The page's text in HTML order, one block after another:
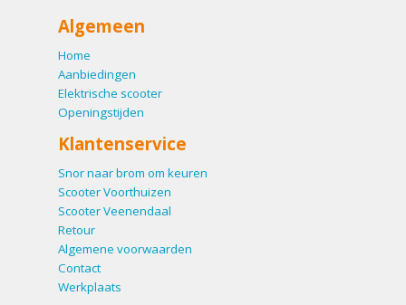
Algemeen
Home
Aanbiedingen
Elektrische scooter
Openingstijden
Klantenservice
Snor naar brom om keuren
Scooter Voorthuizen
Scooter Veenendaal
Retour
Algemene voorwaarden
Contact
Werkplaats